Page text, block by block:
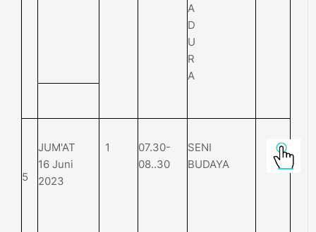
A
D
U
R
A
5
JUM'AT
16 Juni
2023
1
07.30-
08..30
SENI
BUDAYA